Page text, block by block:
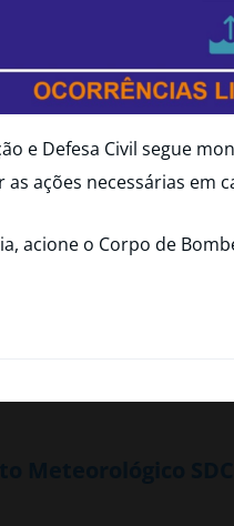
e Defesa Civil segue
ações necessárias em
acione o Corpo de